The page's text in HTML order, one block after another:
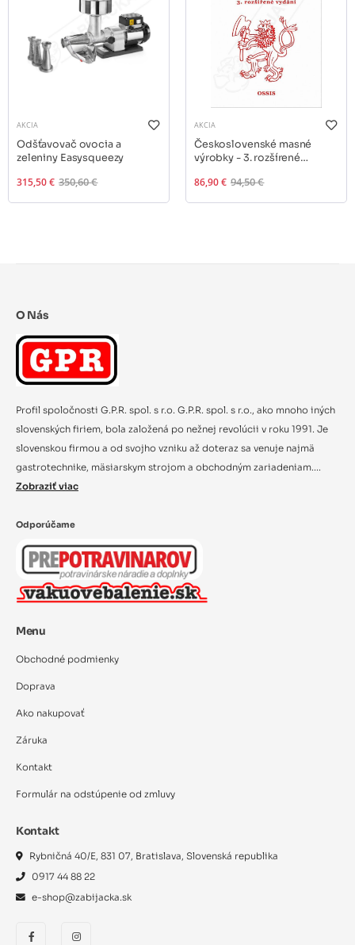
AKCIA
Odšťavovač ovocia a
zeleniny Easysqueezy
315,50 € 350,60 €
AKCIA
Československé masné
výrobky - 3. rozšírené
86,90 € 94,50 €
O Nás
Profil spoločnosti G.P.R. spol. s r.o. G.P.R. spol. s r.o., ako mnoho iných
slovenských firiem, bola založená po nežnej revolúcii v roku 1991. Je
slovenskou firmou a od svojho vzniku až doteraz sa venuje najmä
gastrotechnike, mäsiarskym strojom a obchodným zariadeniam....
Zobraziť viac
Odporúčame
Menu
Obchodné podmienky
Doprava
Ako nakupovať
Záruka
Kontakt
Formulár na odstúpenie od zmluvy
Kontakt
Rybničná 40/E, 831 07, Bratislava, Slovenská republika
0917 44 88 22
e-shop@zabijacka.sk